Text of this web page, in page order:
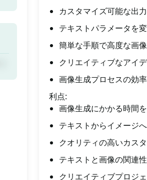
カスタマイズ可能な出
テキストパラメータを
簡単な手順で高度な画
クリエイティブなアイ
画像生成プロセスの効
利点:
画像生成にかかる時間
テキストからイメージ
クオリティの高いカス
テキストと画像の関連
クリエイティブプロジ